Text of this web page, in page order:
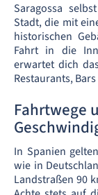
Saragossa
Stadt, die mit
historischen
Fahrt in die
erwartet dich
Restaurants,
Fahrtwege
In Spanien
wie in
Landstraßen 90